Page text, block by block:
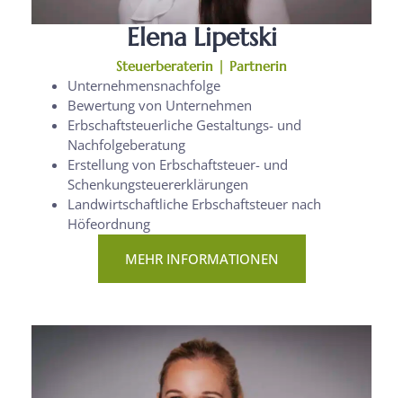
Elena Lipetski
Steuerberaterin | Partnerin
Unternehmensnachfolge
Bewertung von Unternehmen
Erbschaftsteuerliche Gestaltungs- und
Nachfolgeberatung
Erstellung von Erbschaftsteuer- und
Schenkungsteuererklärungen
Landwirtschaftliche Erbschaftsteuer nach
Höfeordnung
MEHR INFORMATIONEN